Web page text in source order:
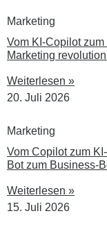
Marketing
Vom KI-Copilot
Marketing
Weiterlesen »
20. Juli 2026
Marketing
Vom Copilot zum
Bot zum Business-
Weiterlesen »
15. Juli 2026